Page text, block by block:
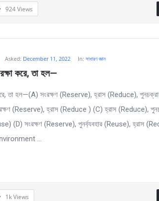
924Views
Asked: December 11, 2022 In: সাধারণ জ্ঞান
রক্ষা করে, তা হল—
করে, তা হল—(A) সংরক্ষণ (Reserve), হ্রাস (Reduce),
(Reserve), হ্রাস (Reduce ) (C) হ্রাস (Reduce),
(D) সংরক্ষণ (Reserve), পুনর্ব্যবহার (Reuse), হ্রাস
...
1kViews